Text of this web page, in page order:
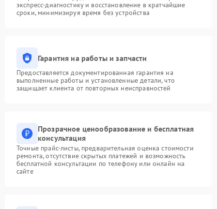
экспресс-диагностику и восстановление в кратчайшие
сроки, минимизируя время без устройства
Гарантия на работы и запчасти
Предоставляется документированная гарантия на
выполненные работы и установленные детали, что
защищает клиента от повторных неисправностей
Прозрачное ценообразование и бесплатная
консультация
Точные прайс-листы, предварительная оценка стоимости
ремонта, отсутствие скрытых платежей и возможность
бесплатной консультации по телефону или онлайн на
сайте